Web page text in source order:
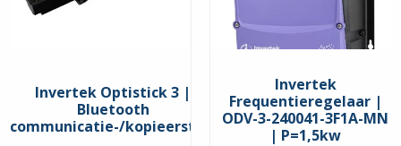
EAC,UKCA,
Invertek Optistick 3 |
Bluetooth
communicatie-/kopieerstick
Invertek
Frequentieregelaar |
ODV-3-240041-3F1A-MN
| P=1,5kw